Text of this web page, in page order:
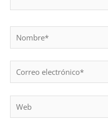
Nombre*
Correo
electrónico*